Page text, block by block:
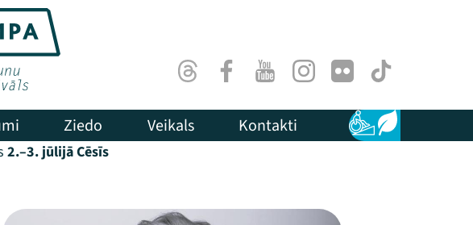
ThreadsFacebookYoutubeInstagram
Flick TikTok
Ziedo Veikals Kontakti Pieejamība
Ilgtspēja
2.–3. jūlijā Cēsīs